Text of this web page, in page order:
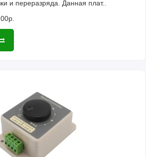
и переразряда. Данная плат..